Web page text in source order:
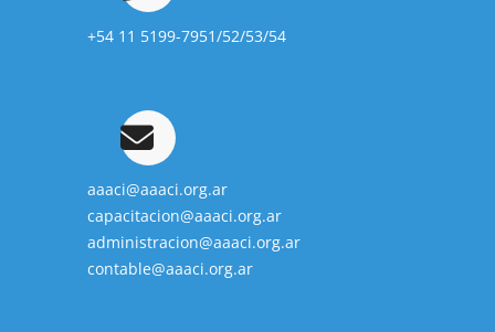
+54 11 5199-7951/52/53/54
aaaci@aaaci.org.ar
capacitacion@aaaci.org.ar
administracion@aaaci.org.ar
contable@aaaci.org.ar